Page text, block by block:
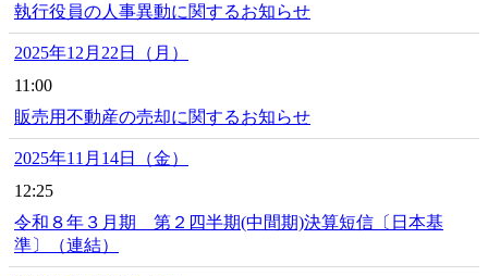
執行役員の人事異動に関するお知らせ
2025年12月22日（月）
11:00
販売用不動産の売却に関するお知らせ
2025年11月14日（金）
12:25
令和８年３月期 第２四半期(中間期)決算短信〔日本基
準〕（連結）